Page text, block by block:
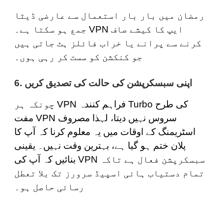
رمضان میں بار بار استعمال سے عارضی ڈیٹا
جمع ہو سکتا ہے۔ VPN ایپ کا کیشے صاف
کرنے سے پرانے یا خراب فائلز ہٹ جاتی ہیں
جو کنکشن کو سست کر رہی ہوں۔
6. اپنی سبسکرپشن کی حالت کی تصدیق کریں
چونکہ ہر VPN فراہم کنندہ Turbo کی طرح
مفت VPN سروس نہیں دیتا، لہذا مصروف
اسٹریمنگ کے اوقات میں یہ معلوم کرنا کہ آپ کا
پلان ختم ہو گیا ہے، بہترین وقت نہیں۔ یقینی
بنائیں کہ آپ کی VPN سبسکرپشن فعال ہے تاکہ
تمام دستیاب ہائی اسپیڈ سرورز تک بلا تعطل
رسائی حاصل ہو۔